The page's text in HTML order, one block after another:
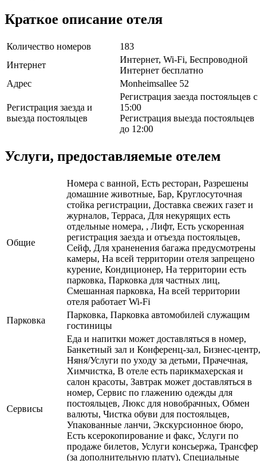
Краткое описание отеля
Количество номеров
183
Интернет
Интернет, Wi-Fi, Беспроводной
Интернет бесплатно
Адрес
Monheimsallee 52
Регистрация заезда и
выезда постояльцев
Регистрация заезда постояльцев с
15:00
Регистрация выезда постояльцев
до 12:00
Услуги, предоставляемые отелем
Общие
Номера с ванной, Есть ресторан, Разрешены
домашние животные, Бар, Круглосуточная
стойка регистрации, Доставка свежих газет и
журналов, Терраса, Для некурящих есть
отдельные номера, , Лифт, Есть ускоренная
регистрация заезда и отъезда постояльцев,
Сейф, Для храненения багажа предусмотрены
камеры, На всей территории отеля запрещено
курение, Кондиционер, На территории есть
парковка, Парковка для частных лиц,
Смешанная парковка, На всей территории
отеля работает Wi-Fi
Парковка
Парковка, Парковка автомобилей служащим
гостиницы
Сервисы
Еда и напитки может доставляться в номер,
Банкетный зал и Конференц-зал, Бизнес-центр,
Няня/Услуги по уходу за детьми, Прачечная,
Химчистка, В отеле есть парикмахерская и
салон красоты, Завтрак может доставляться в
номер, Сервис по глажению одежды для
постояльцев, Люкс для новобрачных, Обмен
валюты, Чистка обуви для постояльцев,
Упакованные ланчи, Экскурсионное бюро,
Есть ксерокопирование и факс, Услуги по
продаже билетов, Услуги консьержа, Трансфер
(за дополнительную плату), Специальные